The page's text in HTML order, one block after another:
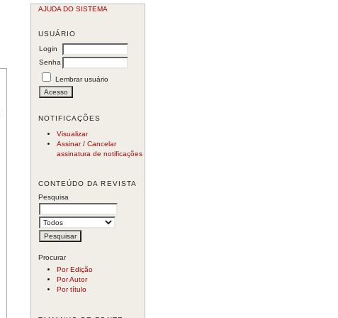
AJUDA DO SISTEMA
USUÁRIO
Login
Senha
Lembrar usuário
NOTIFICAÇÕES
Visualizar
Assinar/ Cancelar
assinatura de notificações
CONTEÚDO DA REVISTA
Pesquisa
Procurar
Por Edição
Por Autor
Por título